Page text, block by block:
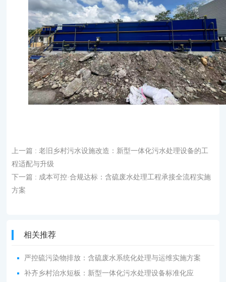
上一篇 : 老旧乡村污水设施改造：新型一体化污水处理设备的工
程适配与升级
下一篇 : 成本可控·合规达标：含硫废水处理工程承接全流程实施
方案
相关推荐
严控硫污染物排放：含硫废水系统化处理与运维实施方案
补齐乡村治水短板：新型一体化污水处理设备标准化应